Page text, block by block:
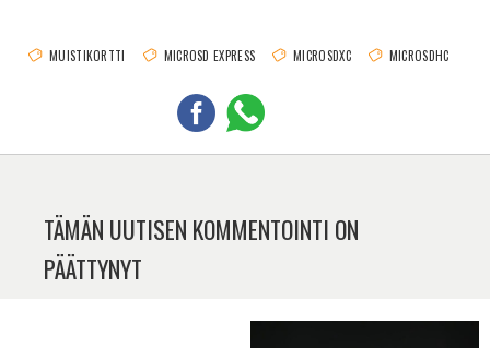
MUISTIKORTTI MICROSD EXPRESS MICROSDXC MICROSDHC
TÄMÄN UUTISEN KOMMENTOINTI ON
PÄÄTTYNYT